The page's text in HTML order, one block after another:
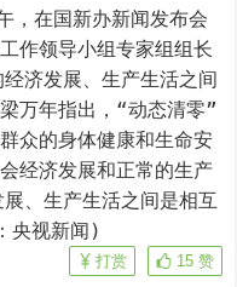
作领导小组专家组组长
济发展、生产生活之间
万年指出，“动态清零”
众的身体健康和生命安
经济发展和正常的生产
、生产生活之间是相互
央视新闻)
15 赞
打赏